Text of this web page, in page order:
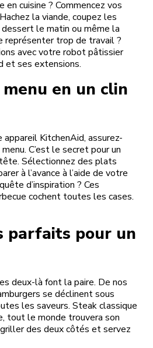
en cuisine ? Commencez vos
la viande, coupez les
le matin ou même la
représenter trop de travail ?
avec votre robot pâtissier
et ses extensions.
en un clin
KitchenAid, assurez-
C’est le secret pour un
Sélectionnez des plats
à l’avance à l’aide de votre
d’inspiration ? Ces
cochent toutes les cases.
parfaits pour un
deux-là font la paire. De nos
se déclinent sous
les saveurs. Steak classique
tout le monde trouvera son
des deux côtés et servez